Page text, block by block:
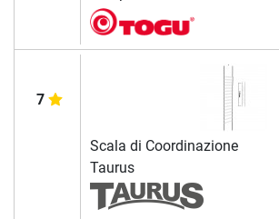
7
Scala di Coordinazione
Taurus